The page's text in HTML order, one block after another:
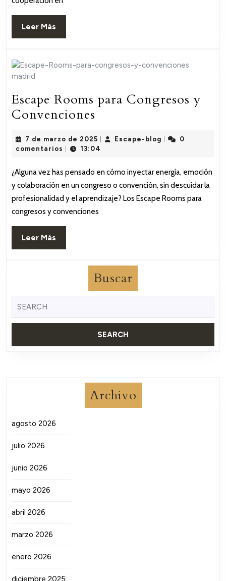
Leer Más
Más
Escape Rooms para Congresos y
Convenciones
para
y
Convenciones
7 de marzo de 2025 7
de
2025
Escape-blogEscape-
0
comentarios
13:04
¿Alguna vez has pensado en cómo inyectar energía, emoción
y colaboración en un congreso o convención, sin descuidar la
profesionalidad y el aprendizaje? Los Escape Rooms para
congresos y convenciones
Leer Más
Más
Buscar
Archivo
agosto 2026
julio 2026
junio 2026
mayo 2026
abril 2026
marzo 2026
enero 2026